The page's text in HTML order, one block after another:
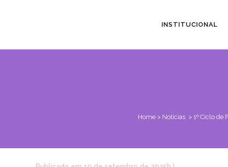
INSTITUCIONAL
Home> Notícias > 1º Ciclo de